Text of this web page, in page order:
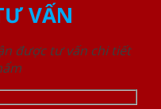
VẤN
được tư vấn chi tiết